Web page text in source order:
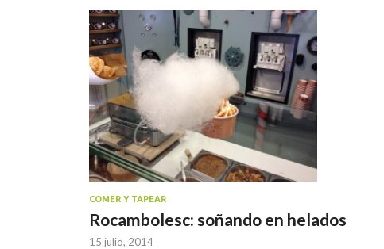
COMER Y TAPEAR
Rocambolesc: soñando en helados
15 julio, 2014